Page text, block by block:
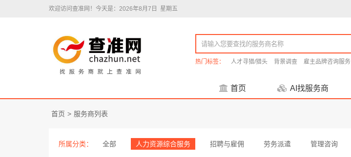
欢迎访问查准网！ 今天是：2026年8月7日 星期五
热门标签： 人才寻猎/猎头 背景调查 雇主品牌咨询服务
首页 AI找服务商
首页 > 服务商列表
所属分类： 全部 人力资源综合服务 招聘与雇佣 劳务派遣 管理咨询